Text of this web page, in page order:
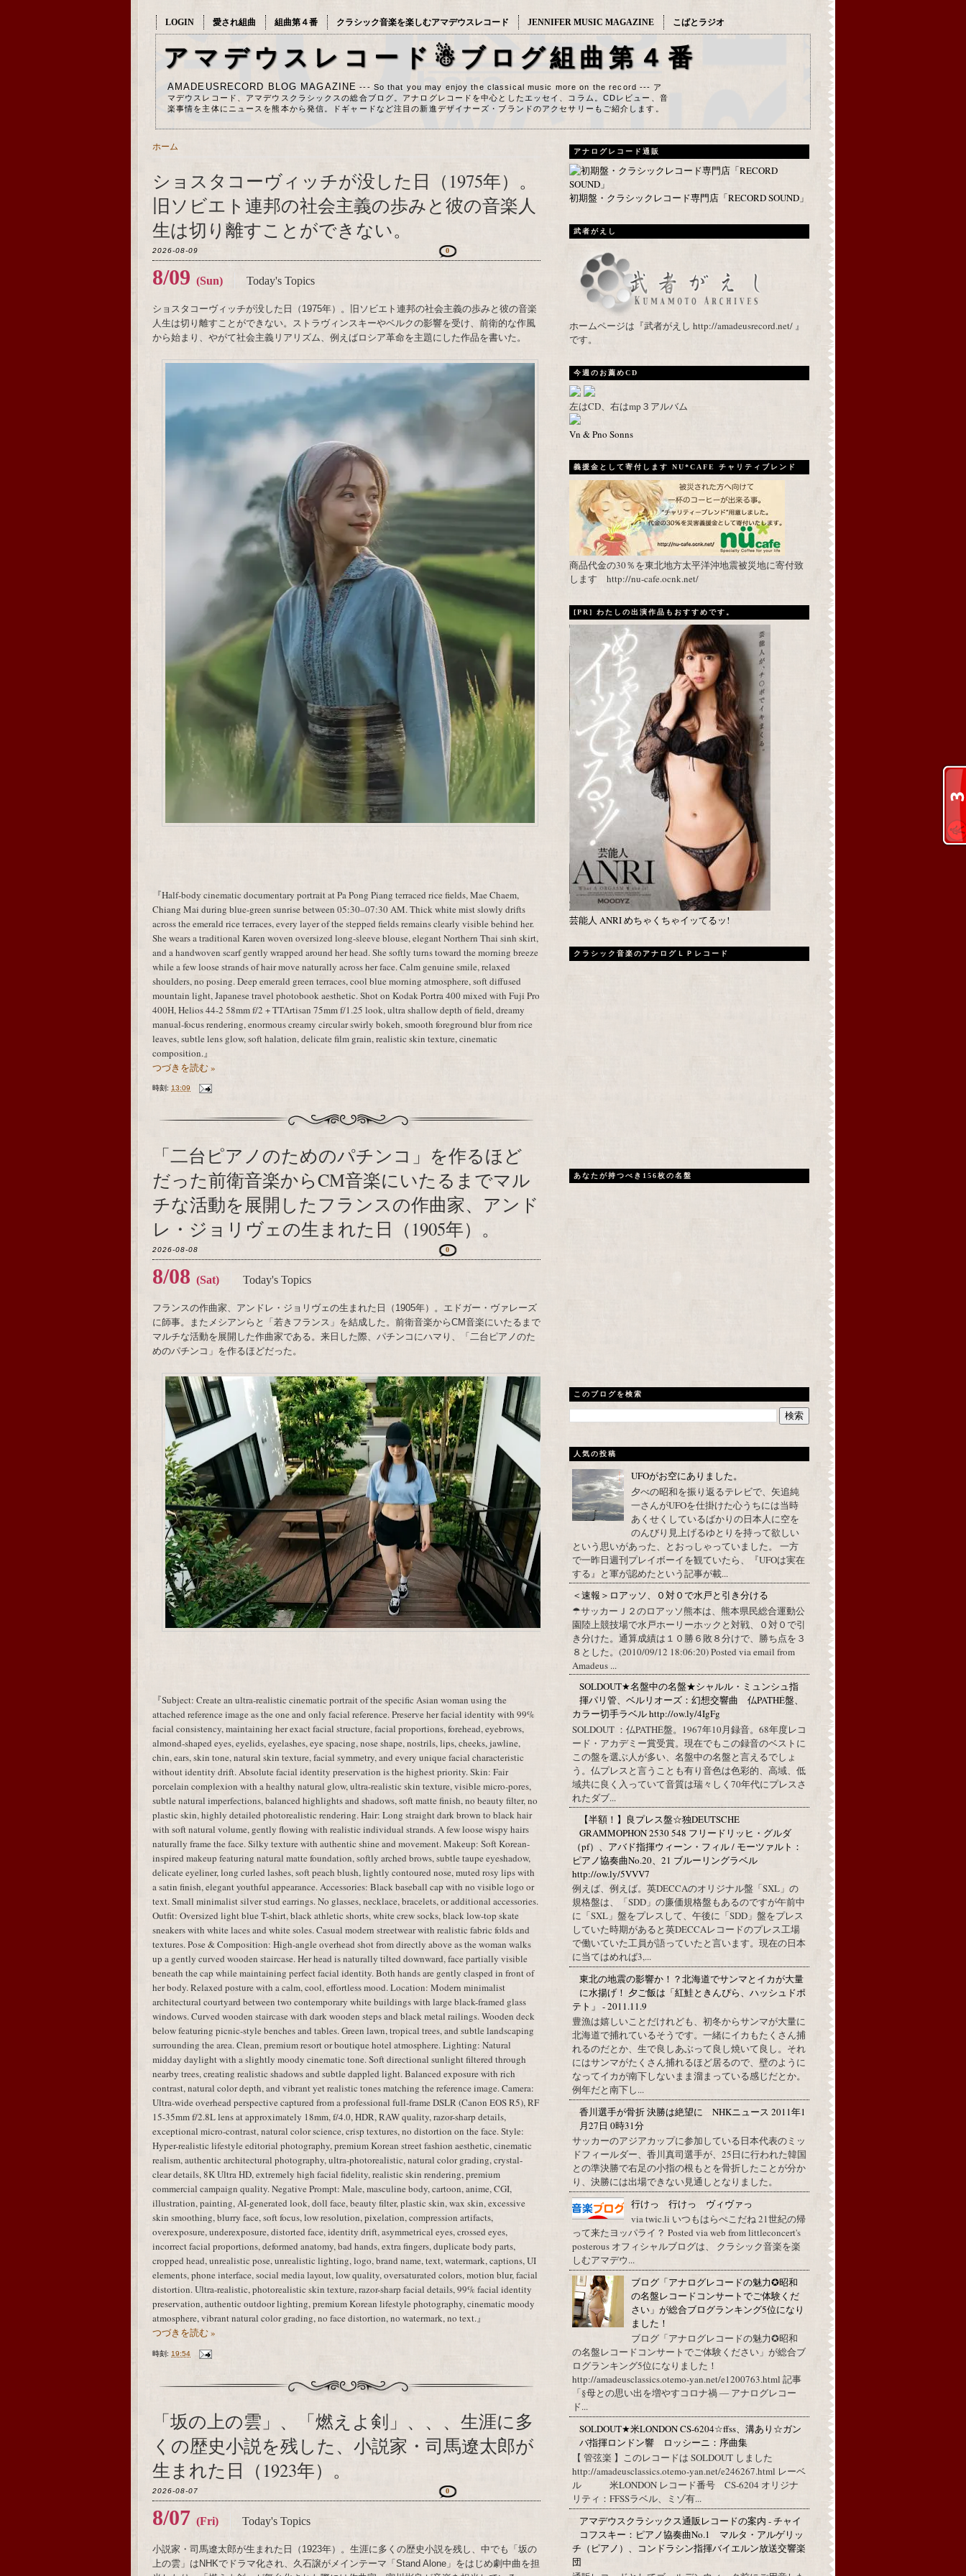
LOGIN 愛され組曲 組曲第４番 クラシック音楽を楽しむアマデウスレコード JENNIFER MUSIC MAGAZINE こばとラジオ
アマデウスレコード☃ブログ組曲第４番
AMADEUSRECORD BLOG MAGAZINE --- So that you may enjoy the classical music more on the record --- ア
マデウスレコード、アマデウスクラシックスの総合ブログ。アナログレコードを中心としたエッセイ、コラム。CDレビュー、音
楽事情を主体にニュースを熊本から発信。ドギャードなど注目の新進デザイナーズ・ブランドのアクセサリーもご紹介します。
ホーム
ショスタコーヴィッチが没した日（1975年）。
旧ソビエト連邦の社会主義の歩みと彼の音楽人
生は切り離すことができない。
2026-08-09 0
8/09 (Sun) Today's Topics
ショスタコーヴィッチが没した日（1975年）。旧ソビエト連邦の社会主義の歩みと彼の音楽
人生は切り離すことができない。ストラヴィンスキーやベルクの影響を受け、前衛的な作風
から始まり、やがて社会主義リアリズム、例えばロシア革命を主題にした作品を書いた。
『Half-body cinematic documentary portrait at Pa Pong Piang terraced rice fields, Mae Chaem,
Chiang Mai during blue-green sunrise between 05:30–07:30 AM. Thick white mist slowly drifts
across the emerald rice terraces, every layer of the stepped fields remains clearly visible behind her.
She wears a traditional Karen woven oversized long-sleeve blouse, elegant Northern Thai sinh skirt,
and a handwoven scarf gently wrapped around her head. She softly turns toward the morning breeze
while a few loose strands of hair move naturally across her face. Calm genuine smile, relaxed
shoulders, no posing. Deep emerald green terraces, cool blue morning atmosphere, soft diffused
mountain light, Japanese travel photobook aesthetic. Shot on Kodak Portra 400 mixed with Fuji Pro
400H, Helios 44-2 58mm f/2 + TTArtisan 75mm f/1.25 look, ultra shallow depth of field, dreamy
manual-focus rendering, enormous creamy circular swirly bokeh, smooth foreground blur from rice
leaves, subtle lens glow, soft halation, delicate film grain, realistic skin texture, cinematic
composition.』
つづきを読む »
時刻: 13:09
「二台ピアノのためのパチンコ」を作るほど
だった前衛音楽からCM音楽にいたるまでマル
チな活動を展開したフランスの作曲家、アンド
レ・ジョリヴェの生まれた日（1905年）。
2026-08-08 0
8/08 (Sat) Today's Topics
フランスの作曲家、アンドレ・ジョリヴェの生まれた日（1905年）。エドガー・ヴァレーズ
に師事。またメシアンらと「若きフランス」を結成した。前衛音楽からCM音楽にいたるまで
マルチな活動を展開した作曲家である。来日した際、パチンコにハマり、「二台ピアノのた
めのパチンコ」を作るほどだった。
『Subject: Create an ultra-realistic cinematic portrait of the specific Asian woman using the
attached reference image as the one and only facial reference. Preserve her facial identity with 99%
facial consistency, maintaining her exact facial structure, facial proportions, forehead, eyebrows,
almond-shaped eyes, eyelids, eyelashes, eye spacing, nose shape, nostrils, lips, cheeks, jawline,
chin, ears, skin tone, natural skin texture, facial symmetry, and every unique facial characteristic
without identity drift. Absolute facial identity preservation is the highest priority. Skin: Fair
porcelain complexion with a healthy natural glow, ultra-realistic skin texture, visible micro-pores,
subtle natural imperfections, balanced highlights and shadows, soft matte finish, no beauty filter, no
plastic skin, highly detailed photorealistic rendering. Hair: Long straight dark brown to black hair
with soft natural volume, gently flowing with realistic individual strands. A few loose wispy hairs
naturally frame the face. Silky texture with authentic shine and movement. Makeup: Soft Korean-
inspired makeup featuring natural matte foundation, softly arched brows, subtle taupe eyeshadow,
delicate eyeliner, long curled lashes, soft peach blush, lightly contoured nose, muted rosy lips with
a satin finish, elegant youthful appearance. Accessories: Black baseball cap with no visible logo or
text. Small minimalist silver stud earrings. No glasses, necklace, bracelets, or additional accessories.
Outfit: Oversized light blue T-shirt, black athletic shorts, white crew socks, black low-top skate
sneakers with white laces and white soles. Casual modern streetwear with realistic fabric folds and
textures. Pose & Composition: High-angle overhead shot from directly above as the woman walks
up a gently curved wooden staircase. Her head is naturally tilted downward, face partially visible
beneath the cap while maintaining perfect facial identity. Both hands are gently clasped in front of
her body. Relaxed posture with a calm, cool, effortless mood. Location: Modern minimalist
architectural courtyard between two contemporary white buildings with large black-framed glass
windows. Curved wooden staircase with dark wooden steps and black metal railings. Wooden deck
below featuring picnic-style benches and tables. Green lawn, tropical trees, and subtle landscaping
surrounding the area. Clean, premium resort or boutique hotel atmosphere. Lighting: Natural
midday daylight with a slightly moody cinematic tone. Soft directional sunlight filtered through
nearby trees, creating realistic shadows and subtle dappled light. Balanced exposure with rich
contrast, natural color depth, and vibrant yet realistic tones matching the reference image. Camera:
Ultra-wide overhead perspective captured from a professional full-frame DSLR (Canon EOS R5), RF
15-35mm f/2.8L lens at approximately 18mm, f/4.0, HDR, RAW quality, razor-sharp details,
exceptional micro-contrast, natural color science, crisp textures, no distortion on the face. Style:
Hyper-realistic lifestyle editorial photography, premium Korean street fashion aesthetic, cinematic
realism, authentic architectural photography, ultra-photorealistic, natural color grading, crystal-
clear details, 8K Ultra HD, extremely high facial fidelity, realistic skin rendering, premium
commercial campaign quality. Negative Prompt: Male, masculine body, cartoon, anime, CGI,
illustration, painting, AI-generated look, doll face, beauty filter, plastic skin, wax skin, excessive
skin smoothing, blurry face, soft focus, low resolution, pixelation, compression artifacts,
overexposure, underexposure, distorted face, identity drift, asymmetrical eyes, crossed eyes,
incorrect facial proportions, deformed anatomy, bad hands, extra fingers, duplicate body parts,
cropped head, unrealistic pose, unrealistic lighting, logo, brand name, text, watermark, captions, UI
elements, phone interface, social media layout, low quality, oversaturated colors, motion blur, facial
distortion. Ultra-realistic, photorealistic skin texture, razor-sharp facial details, 99% facial identity
preservation, authentic outdoor lighting, premium Korean lifestyle photography, cinematic moody
atmosphere, vibrant natural color grading, no face distortion, no watermark, no text.』
つづきを読む »
時刻: 19:54
「坂の上の雲」、「燃えよ剣」、、、生涯に多
くの歴史小説を残した、小説家・司馬遼太郎が
生まれた日（1923年）。
2026-08-07 0
8/07 (Fri) Today's Topics
小説家・司馬遼太郎が生まれた日（1923年）。生涯に多くの歴史小説を残し、中でも「坂の
上の雲」はNHKでドラマ化され、久石譲がメインテーマ「Stand Alone」をはじめ劇中曲を担
アナログレコード通販
初期盤・クラシックレコード専門店「RECORD SOUND」
武者がえし
ホームページは『武者がえし http://amadeusrecord.net/ 』
です。
今週のお薦めCD
左はCD、右はmp３アルバム
Vn & Pno Sonns
義援金として寄付します NU*CAFE チャリティブレンド
商品代金の30％を東北地方太平洋沖地震被災地に寄付致
します http://nu-cafe.ocnk.net/
[PR] わたしの出演作品もおすすめです。
芸能人 ANRI めちゃくちゃイッてるッ!
クラシック音楽のアナログＬＰレコード
あなたが持つべき156枚の名盤
このブログを検索
人気の投稿
UFOがお空にありました。
夕べの昭和を振り返るテレビで、矢追純
一さんがUFOを仕掛けた心うちには当時
あくせくしているばかりの日本人に空を
のんびり見上げるゆとりを持って欲しい
という思いがあった、とおっしゃっていました。 一方
で一昨日週刊プレイボーイを観ていたら、『UFOは実在
する』と軍が認めたという記事が載...
＜速報＞ロアッソ、０対０で水戸と引き分ける
☂サッカーＪ２のロアッソ熊本は、熊本県民総合運動公
園陸上競技場で水戸ホーリーホックと対戦、０対０で引
き分けた。通算成績は１０勝６敗８分けで、勝ち点を３
８とした。(2010/09/12 18:06:20) Posted via email from
Amadeus ...
SOLDOUT★名盤中の名盤★シャルル・ミュンシュ指
揮パリ管、ベルリオーズ：幻想交響曲 仏PATHÉ盤、
カラー切手ラベル http://ow.ly/4IgFg
SOLDOUT ：仏PATHÉ盤。1967年10月録音。68年度レコ
ード・アカデミー賞受賞。現在でもこの録音のベストに
この盤を選ぶ人が多い、名盤中の名盤と言えるでしょ
う。仏プレスと言うことも有り音色は色彩的、高域、低
域共に良く入っていて音質は瑞々しく70年代にプレスさ
れたダブ...
【半額！】良プレス盤☆独DEUTSCHE
GRAMMOPHON 2530 548 フリードリッヒ・グルダ
（pf）、アバド指揮ウィーン・フィル / モーツァルト：
ピアノ協奏曲No.20、21 ブルーリングラベル
http://ow.ly/5VVV7
例えば、例えば。英DECCAのオリジナル盤「SXL」の
規格盤は、「SDD」の廉価規格盤もあるのですが午前中
に「SXL」盤をプレスして、午後に「SDD」盤をプレス
していた時期があると英DECCAレコードのプレス工場
で働いていた工員が語っていたと言います。現在の日本
に当てはめれば3,...
東北の地震の影響か！？北海道でサンマとイカが大量
に水揚げ！ 夕ご飯は「紅鮭ときんぴら、ハッシュドポ
テト」 - 2011.11.9
豊漁は嬉しいことだけれども、初冬からサンマが大量に
北海道で捕れているそうです。一緒にイカもたくさん捕
れるのだとか、生で良しあぶって良し焼いて良し。それ
にはサンマがたくさん捕れるほど居るので、壁のように
なってイカが南下しないまま溜まっている感じだとか。
例年だと南下し...
香川選手が骨折 決勝は絶望に NHKニュース 2011年1
月27日 0時31分
サッカーのアジアカップに参加している日本代表のミッ
ドフィールダー、香川真司選手が、25日に行われた韓国
との準決勝で右足の小指の根もとを骨折したことが分か
り、決勝には出場できない見通しとなりました。
行けっ 行けっ ヴィヴァっ
via twic.li いつもはらぺこだね 21世紀の帰
って来たヨッパライ？ Posted via web from littleconcert's
posterous オフィシャルブログは、 クラシック音楽を楽
しむアマデウ...
ブログ「アナログレコードの魅力✪昭和
の名盤レコードコンサートでご体験くだ
さい」が総合ブログランキング5位になり
ました！
ブログ「アナログレコードの魅力✪昭和
の名盤レコードコンサートでご体験ください」が総合ブ
ログランキング5位になりました！
http://amadeusclassics.otemo-yan.net/e1200763.html 記事
「§母との思い出を増やすコロナ禍 ― アナログレコー
ド...
SOLDOUT★米LONDON CS-6204☆ffss、溝あり☆ガン
バ指揮ロンドン響 ロッシーニ：序曲集
【 管弦楽 】このレコードは SOLDOUT しました
http://amadeusclassics.otemo-yan.net/e246267.html レーベ
ル 米LONDON レコード番号 CS-6204 オリジナ
リティ：FFSSラベル、ミゾ有...
アマデウスクラシックス通販レコードの案内 - チャイ
コフスキー：ピアノ協奏曲No.1 マルタ・アルゲリッ
チ（ピアノ）、コンドラシン指揮バイエルン放送交響楽
団